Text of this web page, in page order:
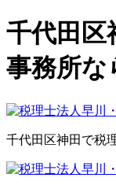
千代田区
事務所な
千代田区神田で税